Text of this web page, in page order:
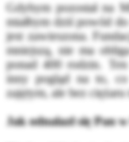
Gdybym pozostał na
miałbym dziś powód
jest zawieszona.
mniejszą, nie ma
ponad 400 rodzin.
inny pogląd na to,
zajętym, ale bez
Jak odnalazł się Pan